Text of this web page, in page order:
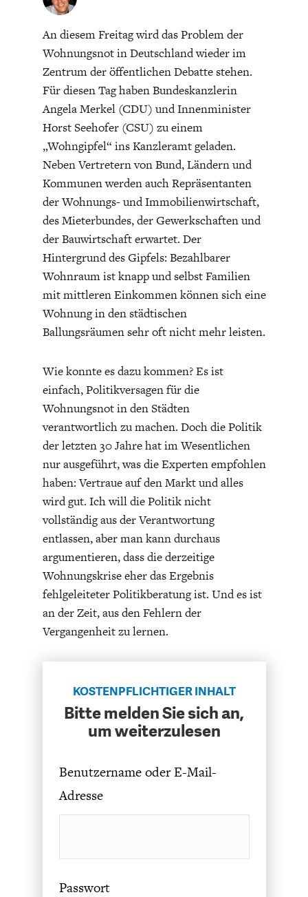
INDUSTRIEPOLITIK
CIRCULAR ECONOMY
MACHT
FACHKRÄFTEMANGEL
ENERGIE & UMWELT
ENTWICKLUNGSPOLITIK
FINANZMÄRKTE
An diesem Freitag wird das Problem der
Wohnungsnot in Deutschland wieder im
Zentrum der öffentlichen Debatte stehen.
Für diesen Tag haben Bundeskanzlerin
Angela Merkel (CDU) und Innenminister
Horst Seehofer (CSU) zu einem
„Wohngipfel“ ins Kanzleramt geladen.
Neben Vertretern von Bund, Ländern und
Kommunen werden auch Repräsentanten
der Wohnungs- und Immobilienwirtschaft,
des Mieterbundes, der Gewerkschaften und
der Bauwirtschaft erwartet. Der
Hintergrund des Gipfels: Bezahlbarer
Wohnraum ist knapp und selbst Familien
mit mittleren Einkommen können sich eine
Wohnung in den städtischen
Ballungsräumen sehr oft nicht mehr leisten.
Wie konnte es dazu kommen? Es ist
einfach, Politikversagen für die
Wohnungsnot in den Städten
verantwortlich zu machen. Doch die Politik
der letzten 30 Jahre hat im Wesentlichen
nur ausgeführt, was die Experten empfohlen
haben: Vertraue auf den Markt und alles
wird gut. Ich will die Politik nicht
vollständig aus der Verantwortung
entlassen, aber man kann durchaus
argumentieren, dass die derzeitige
Wohnungskrise eher das Ergebnis
fehlgeleiteter Politikberatung ist. Und es ist
an der Zeit, aus den Fehlern der
Vergangenheit zu lernen.
KOSTENPFLICHTIGER INHALT
Bitte melden Sie sich an,
um weiterzulesen
Benutzername oder E-Mail-
Adresse
Passwort
Entscheiderbereich wegen
„wichtigerer“ Interessen
eher unerwünscht und wird
demzufolge
blockiert/verleumdet/
u.ä. Es gäbe sicher
genügend geeignetere und
objektivere Köpfe, die man
aber gerade wegen ihrer
Fähigkeiten in einem
Parteiapparat nicht wirken
läßt. Schade und äußerst
mißlich!
Normal
table.MsoNormalTable